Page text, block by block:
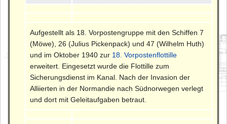
Aufgestellt als 18. Vorpostengruppe mit den Schiffen 7
(Möwe), 26 (Julius Pickenpack) und 47 (Wilhelm Huth)
und im Oktober 1940 zur 18. Vorpostenflottille
erweitert. Eingesetzt wurde die Flottille zum
Sicherungsdienst im Kanal. Nach der Invasion der
Alliierten in der Normandie nach Südnorwegen verlegt
und dort mit Geleitaufgaben betraut.